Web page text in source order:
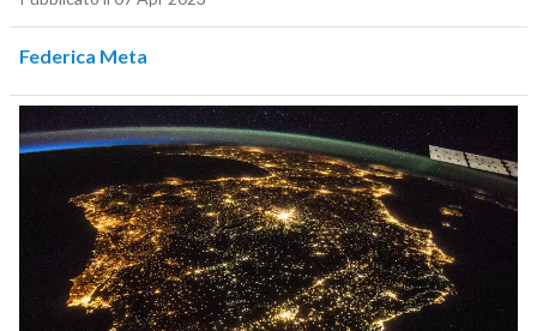
Federica Meta